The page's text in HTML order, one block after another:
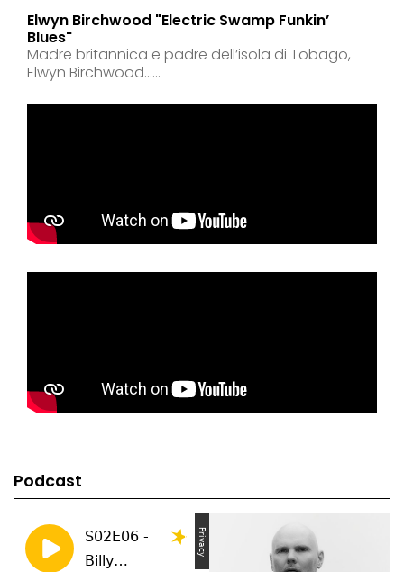
Elwyn Birchwood "electric Swamp Funkin’
Blues"
Madre britannica e padre dell’isola di Tobago,
Elwyn Birchwood......
Podcast